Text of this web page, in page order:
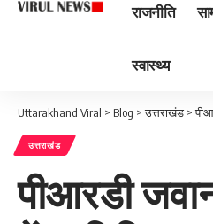
राजनीति
स्वास्थ्य
Uttarakhand Viral > Blog >उत्तराखंड >
उत्तराखंड
पीआरडी